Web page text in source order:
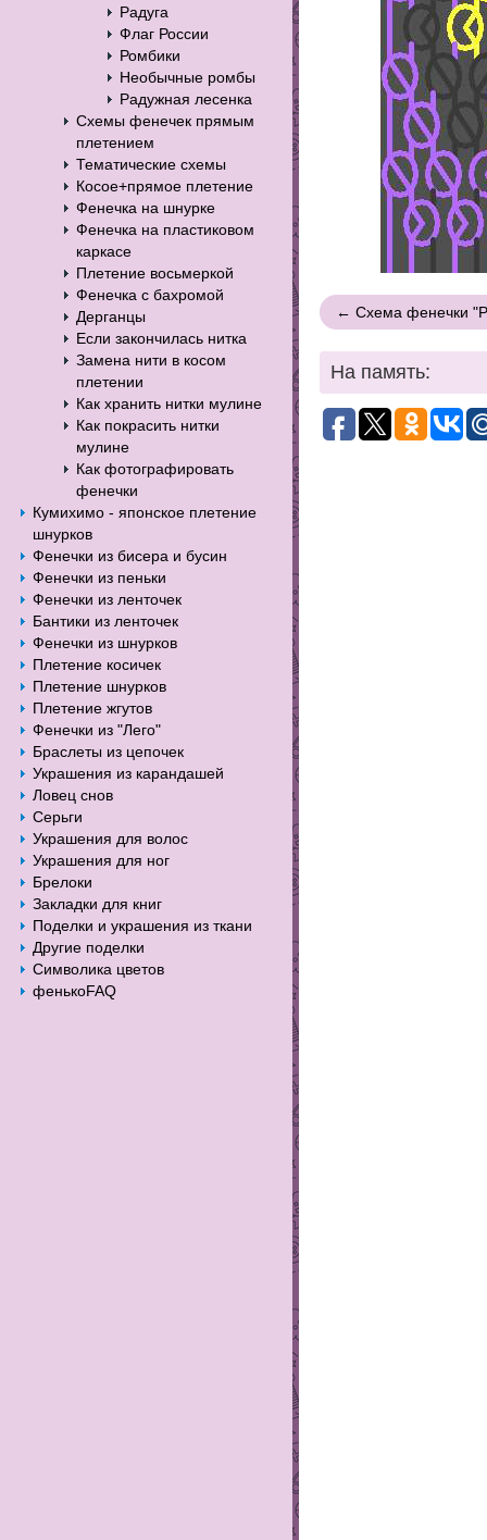
Радуга
Флаг России
Ромбики
Необычные ромбы
Радужная лесенка
Схемы фенечек прямым
плетением
Тематические схемы
Косое+прямое плетение
Фенечка на шнурке
Фенечка на пластиковом
каркасе
Плетение восьмеркой
Фенечка с бахромой
Дерганцы
Если закончилась нитка
Замена нити в косом
плетении
Как хранить нитки мулине
Как покрасить нитки
мулине
Как фотографировать
фенечки
Кумихимо - японское плетение
шнурков
Фенечки из бисера и бусин
Фенечки из пеньки
Фенечки из ленточек
Бантики из ленточек
Фенечки из шнурков
Плетение косичек
Плетение шнурков
Плетение жгутов
Фенечки из "Лего"
Браслеты из цепочек
Украшения из карандашей
Ловец снов
Серьги
Украшения для волос
Украшения для ног
Брелоки
Закладки для книг
Поделки и украшения из ткани
Другие поделки
Символика цветов
фенькоFAQ
← Схема фенечки
На память: